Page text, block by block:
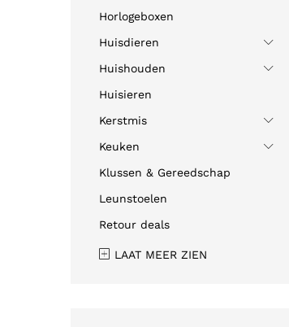
Horlogeboxen
Huisdieren
Huishouden
Huisieren
Kerstmis
Keuken
Klussen & Gereedschap
Leunstoelen
Retour deals
LAAT MEER ZIEN